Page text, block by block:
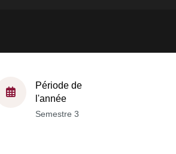
Période de
l'année
Semestre 3